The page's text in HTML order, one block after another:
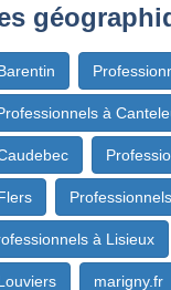
à
à Lisieux
marigny.fr